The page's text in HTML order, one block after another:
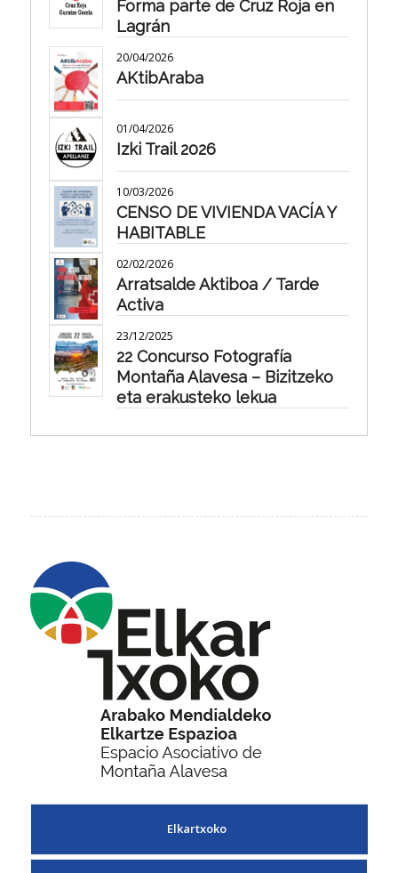
Forma parte de Cruz Roja en
Lagrán
20/04/2026
AKtibAraba
01/04/2026
Izki Trail 2026
10/03/2026
CENSO DE VIVIENDA VACÍA Y
HABITABLE
02/02/2026
Arratsalde Aktiboa / Tarde
Activa
23/12/2025
22 Concurso Fotografía
Montaña Alavesa – Bizitzeko
eta erakusteko lekua
Elkartxoko